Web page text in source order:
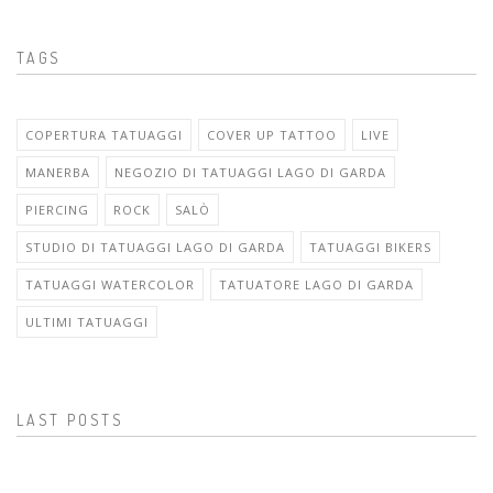
TAGS
COPERTURA TATUAGGI COVER UP TATTOO LIVE
MANERBA NEGOZIO DI TATUAGGI LAGO DI GARDA
PIERCING ROCK SALÒ
STUDIO DI TATUAGGI LAGO DI GARDA TATUAGGI BIKERS
TATUAGGI WATERCOLOR TATUATORE LAGO DI GARDA
ULTIMI TATUAGGI
LAST POSTS